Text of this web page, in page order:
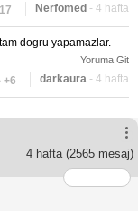
Nerfomed - 4 hafta
dogru yapamazlar.
Yoruma Git
darkaura - 4 hafta
+6
4 hafta(2565 mesaj)